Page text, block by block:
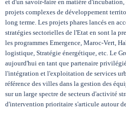
et d'un savoir-faire en matière
projets complexes de développement
long terme. Les projets phares lancés en
stratégies sectorielles de l'Etat en sont la
les programmes Emergence, Maroc-Vert,
logistique, Stratégie énergétique, etc. Le
aujourd'hui en tant que partenaire
l'intégration et l'exploitation de services
référence des villes dans la gestion des
sur un large spectre de secteurs d'activité
d'intervention prioritaire s'articule autour